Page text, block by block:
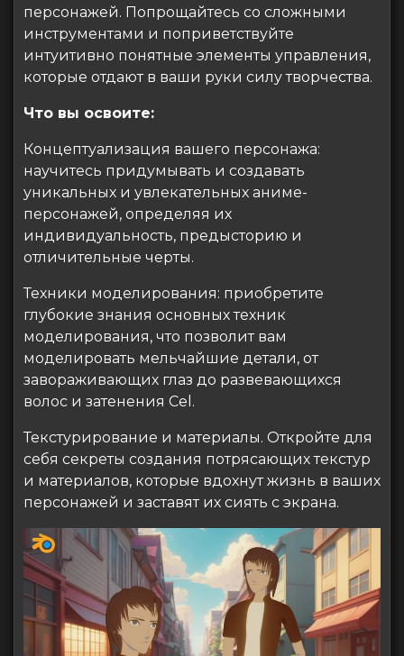
персонажей. Попрощайтесь со сложными
инструментами и поприветствуйте
интуитивно понятные элементы управления,
которые отдают в ваши руки силу творчества.
Что вы освоите:
Концептуализация вашего персонажа:
научитесь придумывать и создавать
уникальных и увлекательных аниме-
персонажей, определяя их
индивидуальность, предысторию и
отличительные черты.
Техники моделирования: приобретите
глубокие знания основных техник
моделирования, что позволит вам
моделировать мельчайшие детали, от
завораживающих глаз до развевающихся
волос и затенения Cel.
Текстурирование и материалы. Откройте для
себя секреты создания потрясающих текстур
и материалов, которые вдохнут жизнь в ваших
персонажей и заставят их сиять с экрана.